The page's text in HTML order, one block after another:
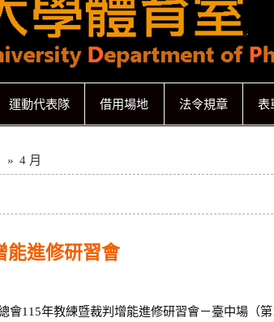
室
運動代表隊 借用場地 法令規章 表
4 月
能進修研習會
會115年教練暨裁判增能進修研習會－臺中場（